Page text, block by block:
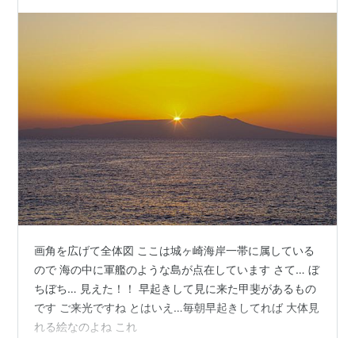
画角を広げて全体図 ここは城ヶ崎海岸一帯に属している
ので 海の中に軍艦のような島が点在しています さて… ぼ
ちぼち… 見えた！！ 早起きして見に来た甲斐があるもの
です ご来光ですね とはいえ…毎朝早起きしてれば 大体見
れる絵なのよね これ